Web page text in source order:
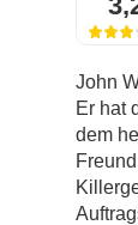
John
Er hat
dem